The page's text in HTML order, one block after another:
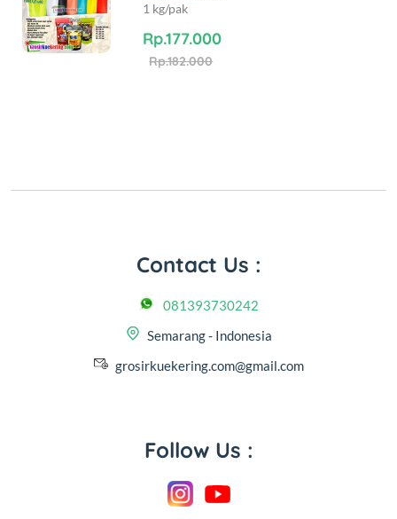
1 kg/pak
Rp.177.000
Rp.182.000
Contact Us :
081393730242
Semarang - Indonesia
grosirkuekering.com@gmail.com
Follow Us :